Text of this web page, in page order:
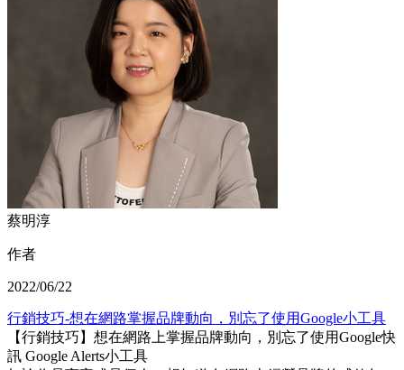
蔡明淳
作者
2022/06/22
行銷技巧-想在網路掌握品牌動向，別忘了使用Google小工具
【行銷技巧】想在網路上掌握品牌動向，別忘了使用Google快
訊 Google Alerts小工具